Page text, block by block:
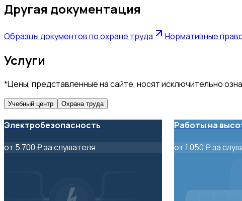
Другая документация
Образцы документов по охране труда Нормативные
Услуги
*Цены, представленные на сайте, носят исключительно
Учебный центр Охрана труда
Электробезопасность
от 5 700 ₽ за слушателя
Работы на
от 1 050 ₽ за